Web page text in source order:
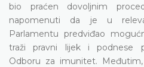
bio praćen dovoljnim
napomenuti da je u
Parlamentu predviđao
traži pravni lijek i podnese
Odboru za imunitet.